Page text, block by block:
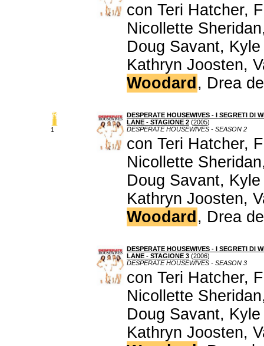
con Teri Hatcher,
Nicollette
Doug Savant,
Kathryn Joosten,
Woodard , Drea
1
DESPERATE HOUSEWIVES - I SEGRETI DI
LANE - STAGIONE 2 (2005)
DESPERATE HOUSEWIVES - SEASON 2
con Teri Hatcher,
Nicollette
Doug Savant,
Kathryn Joosten,
Woodard , Drea
DESPERATE HOUSEWIVES - I SEGRETI DI
LANE - STAGIONE 3 (2006)
DESPERATE HOUSEWIVES - SEASON 3
con Teri Hatcher,
Nicollette
Doug Savant,
Kathryn Joosten,